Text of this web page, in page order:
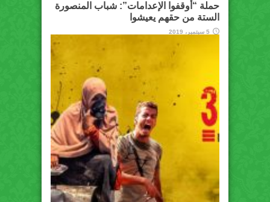
حملة “أوقفوا الإعدامات”: شباب المنصورة
الستة من حقهم يعيشوا
5 سبتمبر، 2019